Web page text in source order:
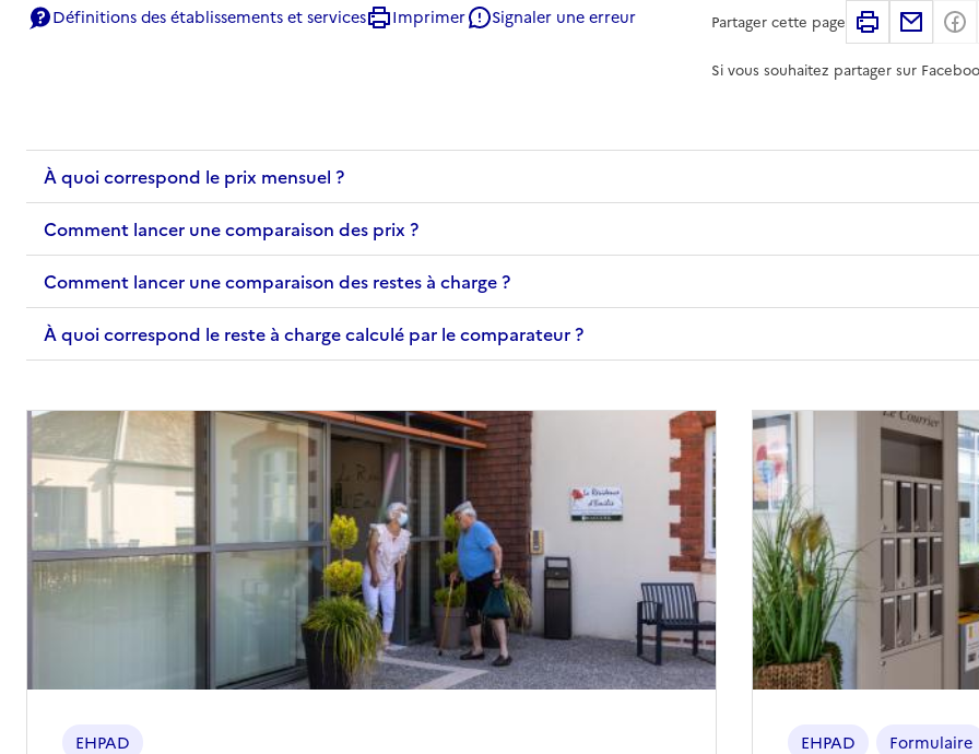
Définitions des établissements et services Imprimer Signaler une erreur Partager cette page Imprimer
Si vous souhaitez partager sur
À quoi correspond le prix mensuel ?
Comment lancer une comparaison des prix ?
Comment lancer une comparaison des restes à charge ?
À quoi correspond le reste à charge calculé par le comparateur ?
EHPAD EHPAD Formulaire